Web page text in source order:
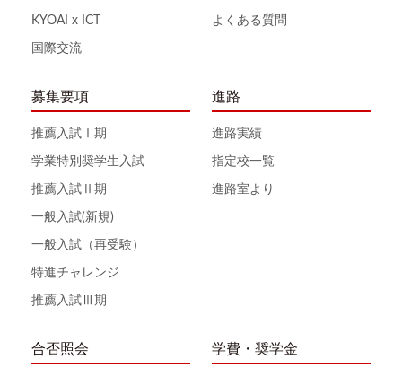
KYOAI x ICT
国際交流
よくある質問
募集要項
推薦入試Ⅰ期
学業特別奨学生入試
推薦入試Ⅱ期
一般入試(新規)
一般入試（再受験）
特進チャレンジ
推薦入試Ⅲ期
進路
進路実績
指定校一覧
進路室より
合否照会 学費・奨学金